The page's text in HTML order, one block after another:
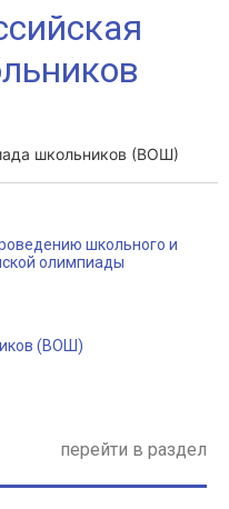
школьников (ВОШ)
школьного и
олимпиады
(ВОШ)
перейти в раздел